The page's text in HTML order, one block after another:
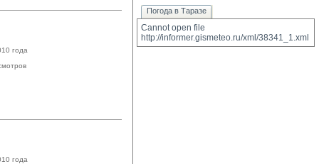
года
года
Погода в Таразе
Cannot open file
http://informer.gismeteo.ru/xml/38341_1.xml